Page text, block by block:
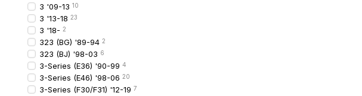
3 '09-13 10
3 '13-18 23
3 '18- 2
323 (BG) '89-94 2
323 (BJ) '98-03 6
3-Series (E36) '90-99 4
3-Series (E46) '98-06 20
3-Series (F30/F31) '12-19 7